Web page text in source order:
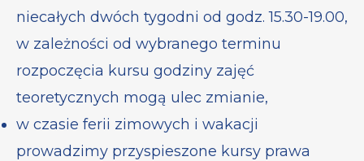
niecałych dwóch tygodni od godz. 15.30-19.00,
w zależności od wybranego terminu
rozpoczęcia kursu godziny zajęć
teoretycznych mogą ulec zmianie,
w czasie ferii zimowych i wakacji
prowadzimy przyspieszone kursy prawa